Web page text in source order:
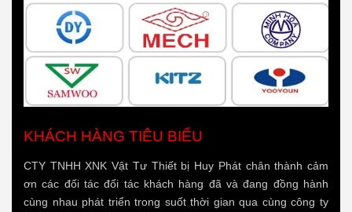
KHÁCH HÀNG TIÊU BIỂU
CTY TNHH XNK Vật Tư Thiết bị Huy Phát chân thành cảm
ơn các đối tác đối tác khách hàng đã và đang đồng hành
cùng nhau phát triển trong suốt thời gian qua cùng công ty